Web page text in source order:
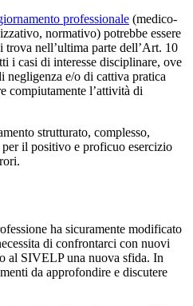
professionale (medico-
normativo) potrebbe essere
trova nell’ultima parte dell’Art. 10
i casi di interesse disciplinare, ove
e/o di cattiva pratica
compiutamente l’attività di
strutturato, complesso,
il positivo e proficuo esercizio
ha sicuramente modificato
di confrontarci con nuovi
al SIVELP una nuova sfida. In
da approfondire e discutere